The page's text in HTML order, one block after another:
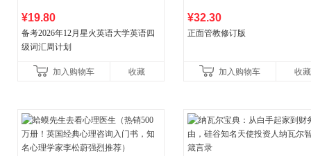
¥19.80
备考2026年12月星火英语大学英语四
级词汇周计划
加入购物车 收藏
¥32.30
正面管教修订版
加入购物车 收藏